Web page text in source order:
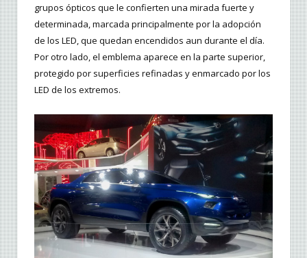
grupos ópticos que le confierten una mirada fuerte y
determinada, marcada principalmente por la adopción
de los LED, que quedan encendidos aun durante el día.
Por otro lado, el emblema aparece en la parte superior,
protegido por superficies refinadas y enmarcado por los
LED de los extremos.